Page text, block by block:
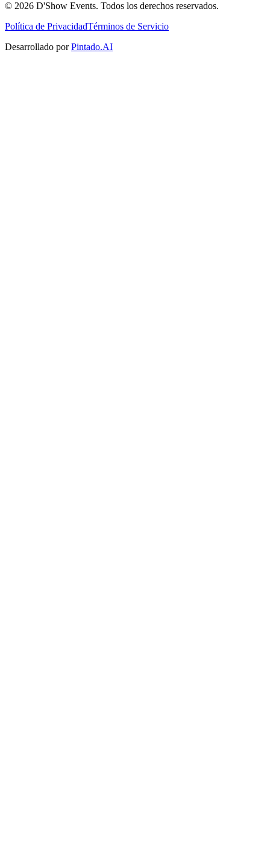
© 2026 D'Show Events. Todos los derechos reservados.
Política de PrivacidadTérminos de Servicio
Desarrollado por Pintado.AI